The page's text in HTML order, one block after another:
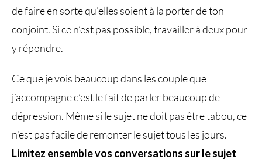
de faire en sorte qu’elles soient à la porter de ton
conjoint. Si ce n’est pas possible, travailler à deux pour
y répondre.
Ce que je vois beaucoup dans les couple que
j’accompagne c’est le fait de parler beaucoup de
dépression. Même si le sujet ne doit pas être tabou, ce
n’est pas facile de remonter le sujet tous les jours.
Limitez ensemble vos conversations sur le sujet